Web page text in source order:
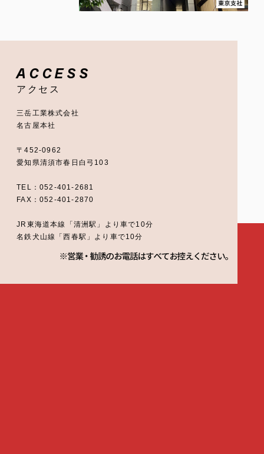
ACCESS
アクセス
三岳工業株式会社
名古屋本社
〒452-0962
愛知県清須市春日白弓103
TEL：052-401-2681
FAX：052-401-2870
JR東海道本線「清洲駅」より車で10分
名鉄犬山線「西春駅」より車で10分